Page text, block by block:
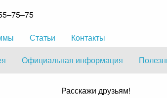
Статьи
Контакты
Официальная информация
Расскажи друзьям!